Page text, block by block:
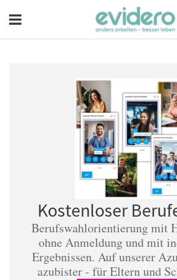
Kostenloser
Berufswahlorientierung mit
ohne Anmeldung und mit
Ergebnissen. Auf unserer
azubister - für Eltern und